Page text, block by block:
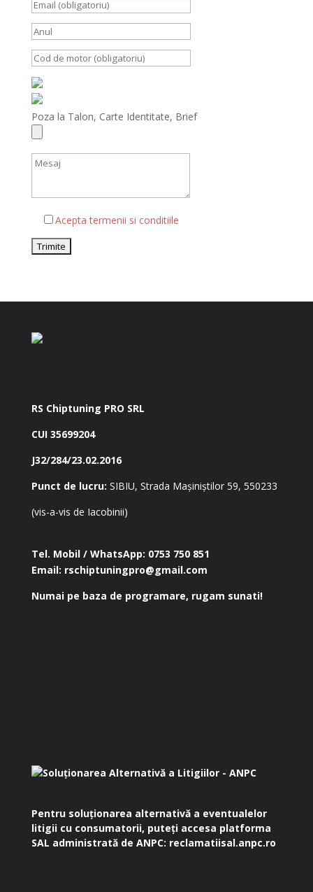
Poza la Talon, Carte Identitate, Brief
Acepta termenii si conditiile
RS Chiptuning PRO SRL
CUI 35699204
J32/284/23.02.2016
Punct de lucru: SIBIU, Strada Mașiniștilor 59, 550233
(vis-a-vis de Iacobinii)
Tel. Mobil / WhatsApp: 0753 750 851
Email: rschiptuningpro@gmail.com
Numai pe baza de programare, rugam sunati!
Pentru soluționarea alternativă a eventualelor
litigii cu consumatorii, puteți accesa platforma
SAL administrată de ANPC: reclamatiisal.anpc.ro